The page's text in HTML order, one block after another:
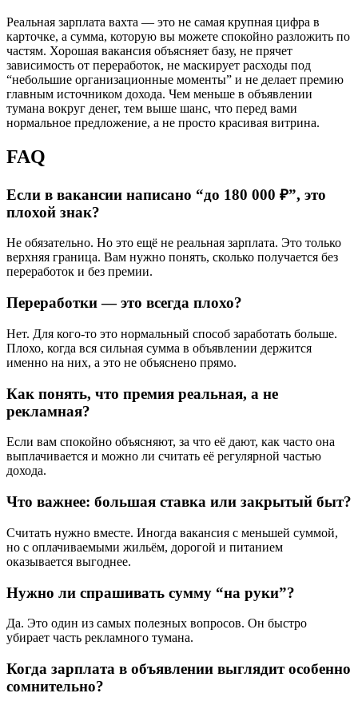
Реальная зарплата вахта — это не самая крупная цифра в
карточке, а сумма, которую вы можете спокойно разложить по
частям. Хорошая вакансия объясняет базу, не прячет
зависимость от переработок, не маскирует расходы под
“небольшие организационные моменты” и не делает премию
главным источником дохода. Чем меньше в объявлении
тумана вокруг денег, тем выше шанс, что перед вами
нормальное предложение, а не просто красивая витрина.
FAQ
Если в вакансии написано “до 180 000 ₽”, это
плохой знак?
Не обязательно. Но это ещё не реальная зарплата. Это только
верхняя граница. Вам нужно понять, сколько получается без
переработок и без премии.
Переработки — это всегда плохо?
Нет. Для кого-то это нормальный способ заработать больше.
Плохо, когда вся сильная сумма в объявлении держится
именно на них, а это не объяснено прямо.
Как понять, что премия реальная, а не
рекламная?
Если вам спокойно объясняют, за что её дают, как часто она
выплачивается и можно ли считать её регулярной частью
дохода.
Что важнее: большая ставка или закрытый быт?
Считать нужно вместе. Иногда вакансия с меньшей суммой,
но с оплачиваемыми жильём, дорогой и питанием
оказывается выгоднее.
Нужно ли спрашивать сумму “на руки”?
Да. Это один из самых полезных вопросов. Он быстро
убирает часть рекламного тумана.
Когда зарплата в объявлении выглядит особенно
сомнительно?